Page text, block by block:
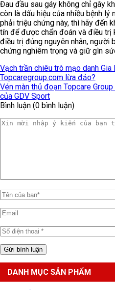
Đau đầu sau gáy không chỉ gây
còn là dấu hiệu của nhiều bệnh lý
phải triệu chứng này, thì hãy đến
tín để được chẩn đoán và điều trị
điều trị đúng nguyên nhân, người
chứng nghiêm trọng và giữ gìn
Vạch trần chiêu trò mạo danh
Topcaregroup.com lừa đảo?
Vén màn thủ đoạn Topcare
của GDV Sport
Bình luận (0 bình luận)
DANH MỤC SẢN PHẨM